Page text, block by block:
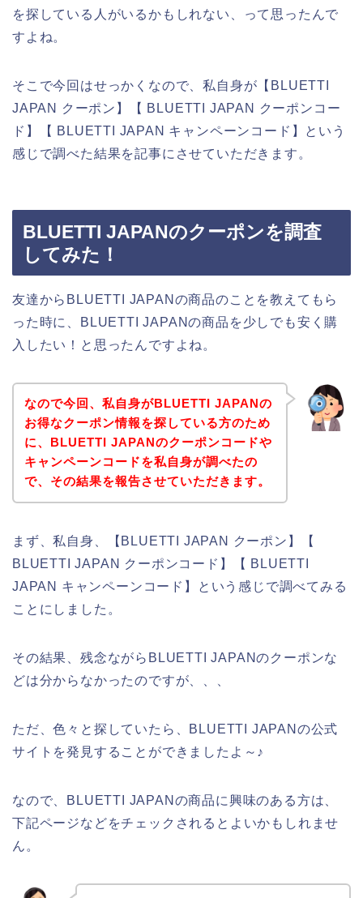
を探している人がいるかもしれない、って思ったんで
すよね。
そこで今回はせっかくなので、私自身が【BLUETTI
JAPAN クーポン】【 BLUETTI JAPAN クーポンコー
ド】【 BLUETTI JAPAN キャンペーンコード】という
感じで調べた結果を記事にさせていただきます。
BLUETTI JAPANのクーポンを調査
してみた！
友達からBLUETTI JAPANの商品のことを教えてもら
った時に、BLUETTI JAPANの商品を少しでも安く購
入したい！と思ったんですよね。
なので今回、私自身がBLUETTI JAPANの
お得なクーポン情報を探している方のため
に、BLUETTI JAPANのクーポンコードや
キャンペーンコードを私自身が調べたの
で、その結果を報告させていただきます。
まず、私自身、【BLUETTI JAPAN クーポン】【
BLUETTI JAPAN クーポンコード】【 BLUETTI
JAPAN キャンペーンコード】という感じで調べてみる
ことにしました。
その結果、残念ながらBLUETTI JAPANのクーポンな
どは分からなかったのですが、、、
ただ、色々と探していたら、BLUETTI JAPANの公式
サイトを発見することができましたよ～♪
なので、BLUETTI JAPANの商品に興味のある方は、
下記ページなどをチェックされるとよいかもしれませ
ん。